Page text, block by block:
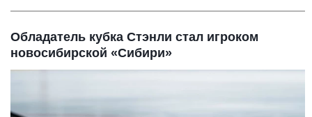
Обладатель кубка Стэнли стал игроком
новосибирской «Сибири»